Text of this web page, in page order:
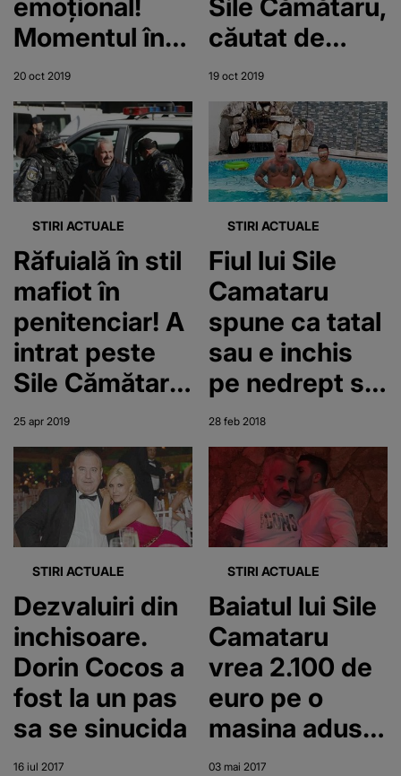
emoțional!
Momentul în
care fiul lui
Sile Cămătaru
înjunghie un
tânăr în fața
unui club din
Timișoara,
surprins în
imagini
20 oct 2019
Sile Cămătaru,
căutat de
polițiști! A
înjunghiat un
tânăr!
19 oct 2019
STIRI ACTUALE
Răfuială în stil
mafiot în
penitenciar! A
intrat peste
Sile Cămătaru
în celulă! ”V-
am luat
telefoanele, v-
am tâlhărit ca
pe femei!”
25 apr 2019
STIRI ACTUALE
Fiul lui Sile
Camataru
spune ca tatal
sau e inchis
pe nedrept si
se ia de
politicienii
corupti: „Astia
sunt
adevarata
Mafie. Merita
omorati,
calcati in
picioare!”
28 feb 2018
STIRI ACTUALE
Dezvaluiri din
inchisoare.
Dorin Cocos a
fost la un pas
sa se sinucida
16 iul 2017
STIRI ACTUALE
Baiatul lui Sile
Camataru
vrea 2.100 de
euro pe o
masina adusa
din Germania
03 mai 2017